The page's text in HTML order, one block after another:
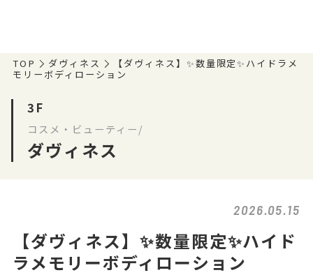
TOP ダヴィネス
【ダヴィネス】✨数量限定✨ハイドラメ
モリーボディローション
3F
コスメ・ビューティー/
ダヴィネス
2026.05.15
【ダヴィネス】✨数量限定✨ハイド
ラメモリーボディローション